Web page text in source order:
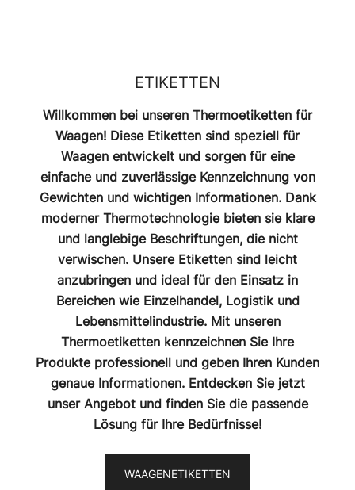
ETIKETTEN
Willkommen bei unseren Thermoetiketten für
Waagen! Diese Etiketten sind speziell für
Waagen entwickelt und sorgen für eine
einfache und zuverlässige Kennzeichnung von
Gewichten und wichtigen Informationen. Dank
moderner Thermotechnologie bieten sie klare
und langlebige Beschriftungen, die nicht
verwischen. Unsere Etiketten sind leicht
anzubringen und ideal für den Einsatz in
Bereichen wie Einzelhandel, Logistik und
Lebensmittelindustrie. Mit unseren
Thermoetiketten kennzeichnen Sie Ihre
Produkte professionell und geben Ihren Kunden
genaue Informationen. Entdecken Sie jetzt
unser Angebot und finden Sie die passende
Lösung für Ihre Bedürfnisse!
WAAGENETIKETTEN